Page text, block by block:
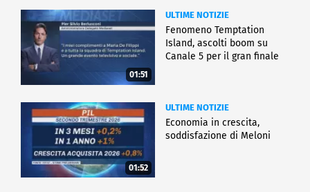
01:51
ULTIME NOTIZIE
Fenomeno Temptation
Island, ascolti boom su
Canale 5 per il gran finale
01:52
ULTIME NOTIZIE
Economia in crescita,
soddisfazione di Meloni